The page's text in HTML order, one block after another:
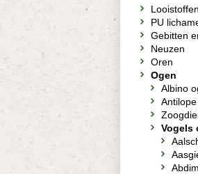
Looistoffen
PU
Gebitten
Neuzen
Oren
Ogen
Albino
Vogels